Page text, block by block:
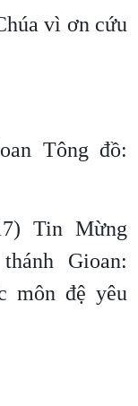
vì ơn cứu
Tông đồ:
Tin Mừng
Gioan:
môn đệ yêu